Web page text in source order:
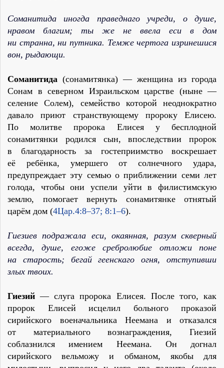
Соманитида иногда праведнаго учреди, о душе,
нравом благим; ты же не ввела еси в дом
ни странна, ни путника. Темже чертога изринешися
вон, рыдающи.
Соманитида (сонамитянка) — женщина из города
Сонам в северном Израильском царстве (ныне —
селение Солем), семейство которой неоднократно
давало приют странствующему пророку Елисею.
По молитве пророка Елисея у бесплодной
сонамитянки родился сын, впоследствии пророк
в благодарность за гостеприимство воскрешает
её ребёнка, умершего от солнечного удара,
предупреждает эту семью о приближении семи лет
голода, чтобы они успели уйти в филистимскую
землю, помогает вернуть сонамитянке отнятый
царём дом (4Цар.4:8–37; 8:1–6).
Гиезиев подражала еси, окаянная, разум скверный
всегда, душе, егоже сребролюбие отложи поне
на старость; бегай геенскаго огня, отступивши
злых твоих.
Гиезий — слуга пророка Елисея. После того, как
пророк Елисей исцелил больного проказой
сирийского военачальника Неемана и отказался
от материального вознаграждения, Гиезий
соблазнился имением Неемана. Он догнал
сирийского вельможу и обманом, якобы для